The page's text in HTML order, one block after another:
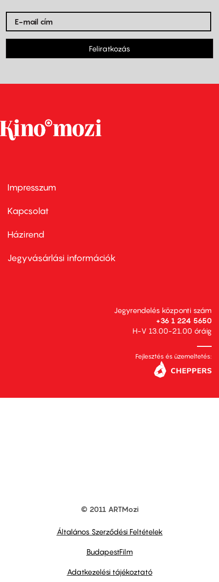
Feliratkozás
Footer
first
Impresszum
Kapcsolat
Footer
second
Házirend
Jegyvásárlási információk
Jegyrendelés központi szám
+36 1 224 5650
H-V 13.00-21.00 óráig
Fejlesztés és üzemeltetés:
© 2011 ARTMozi
Általános Szerződési Feltételek
BudapestFilm
Adatkezelési tájékoztató